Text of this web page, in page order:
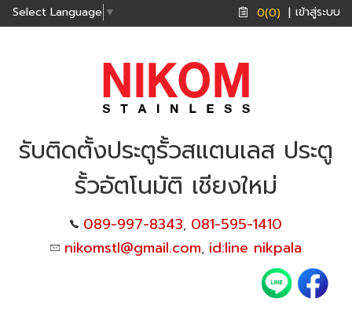
Select Language ▼ 0(0) | เข้าสู่ระบบ
รับติดตั้งประตูรั้วสแตนเลส ประตู
รั้วอัตโนมัติ เชียงใหม่
089-997-8343, 081-595-1410
nikomstl@gmail.com, id:line nikpala